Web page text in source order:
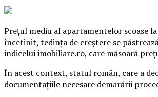
Preţul mediu al apartamentelor scoase
încetinit, tedinţa de creştere se
indicelui imobiliare.ro, care măsoară
În acest context, statul român, care a
documentaţiile necesare demarării